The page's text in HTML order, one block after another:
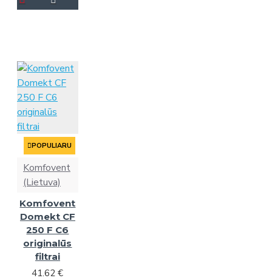
POPULIARU
Komfovent
(Lietuva)
Komfovent
Domekt CF
250 F C6
originalūs
filtrai
41.62 €